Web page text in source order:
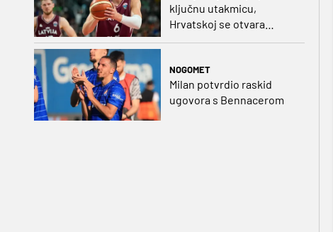
ključnu utakmicu,
Hrvatskoj se otvara
NOGOMET
Milan potvrdio raskid
ugovora s Bennacerom